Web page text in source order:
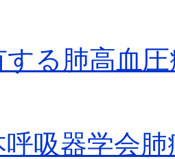
する肺高血
呼吸器学会